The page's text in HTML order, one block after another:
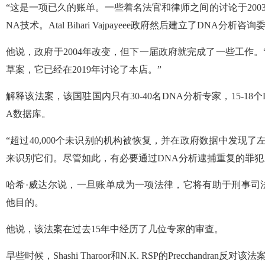
“这是一项已久的账单。一些着名法官和律师之间的讨论于
NA技术。Atal Bihari Vajpayeee政府然后建立了DNA分析咨询
他说，政府于2004年改变，但下一届政府就完成了一些工作
草案，它已经在2019年讨论了本店。”
解释该法案，该国驻国内只有30-40名DNA分析专家，15-18
A数据库。
“超过40,000个未识别的机构被恢复，并在政府数据中发现了
来识别它们。尽管如此，有必要通过DNA分析逮捕重复的罪犯
哈希·威达尔说，一旦账单成为一项法律，它将有助于刑事
他目的。
他说，该法案在过去15年中经历了几位专家的审查。
早些时候，Shashi Tharoor和N.K. RSP的Precchandran反对该